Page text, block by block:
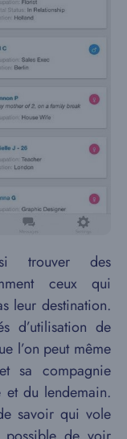
trouver des
ceux qui
leur destination.
d’utilisation de
l’on peut même
sa compagnie
et du lendemain.
savoir qui vole